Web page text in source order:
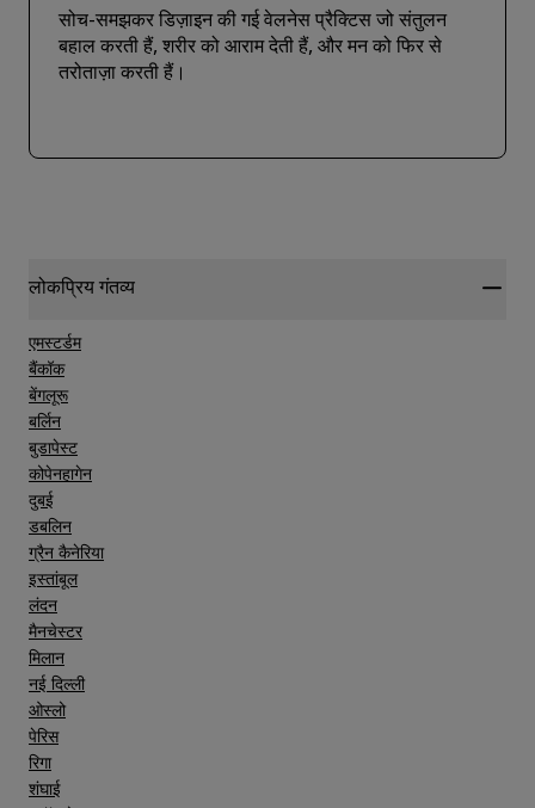
सोच-समझकर डिज़ाइन की गई वेलनेस प्रैक्टिस जो संतुलन
बहाल करती हैं, शरीर को आराम देती हैं, और मन को फिर से
तरोताज़ा करती हैं।
लोकप्रिय गंतव्य
एमस्टर्डम
बैंकॉक
बेंगलूरू
बर्लिन
बुडापेस्ट
कोपेनहागेन
दुबई
डबलिन
ग्रैन कैनेरिया
इस्तांबूल
लंदन
मैनचेस्टर
मिलान
नई दिल्ली
ओस्लो
पेरिस
रिगा
शंघाई